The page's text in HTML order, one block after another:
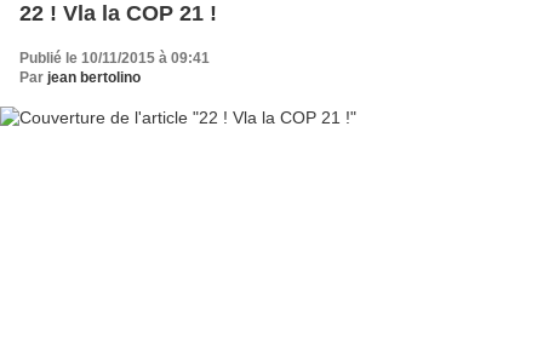
22 ! Vla la COP 21 !
Publié le 10/11/2015 à 09:41
Par jean bertolino